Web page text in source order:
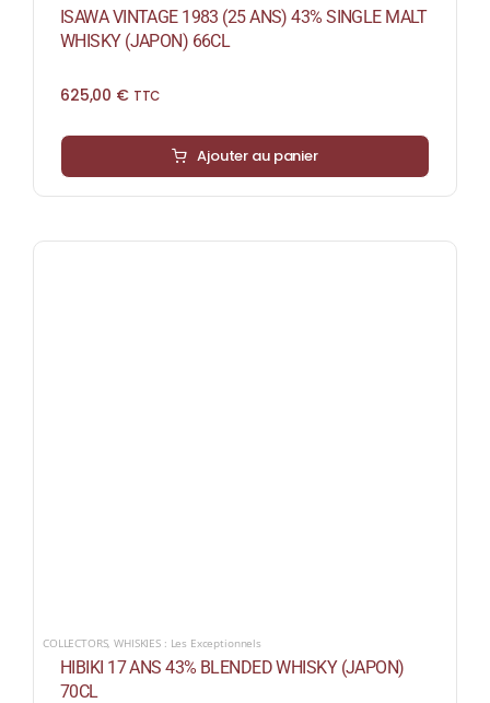
ISAWA VINTAGE 1983 (25 ANS) 43% SINGLE MALT
WHISKY (JAPON) 66CL
625,00 € TTC
Ajouter au panier
COLLECTORS,WHISKIES : Les Exceptionnels
HIBIKI 17 ANS 43% BLENDED WHISKY (JAPON)
70CL